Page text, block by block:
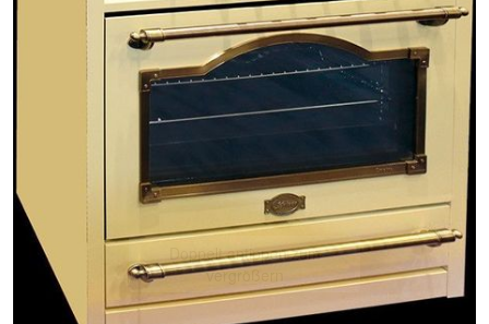
Doppelt antippen zum
vergrößern